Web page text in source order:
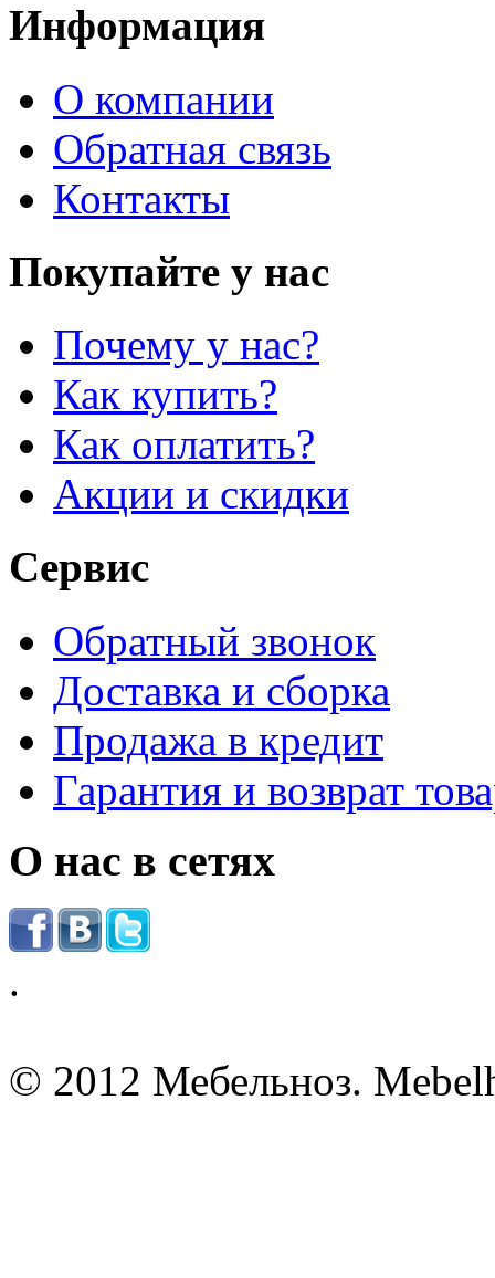
Информация
О компании
Обратная связь
Контакты
Покупайте у нас
Почему у нас?
Как купить?
Как оплатить?
Акции и скидки
Сервис
Обратный звонок
Доставка и сборка
Продажа в кредит
Гарантия и возврат
О нас в сетях
.
© 2012 Мебельноз.